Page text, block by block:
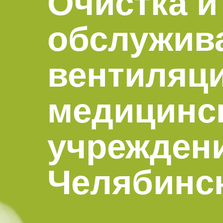
Комары
Моль
Мокрицы
Мошки
Гербицидная обработка Борщевик
Долгоносик
Точильщик
Тля
Сверчки
Дезинфекция
Вызов на дом
При
заболеваниях
Обработка
Санитарная
Горячий туман
Дезинфекция